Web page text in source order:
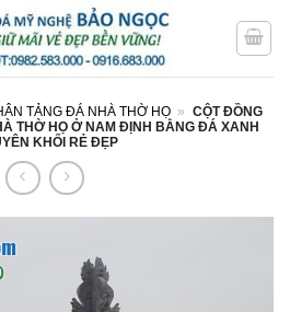
TẢNG ĐÁ NHÀ THỜ HỌ » CỘT ĐỒNG
THỜ HỌ Ở NAM ĐỊNH BẰNG ĐÁ XANH
KHỐI RẺ ĐẸP